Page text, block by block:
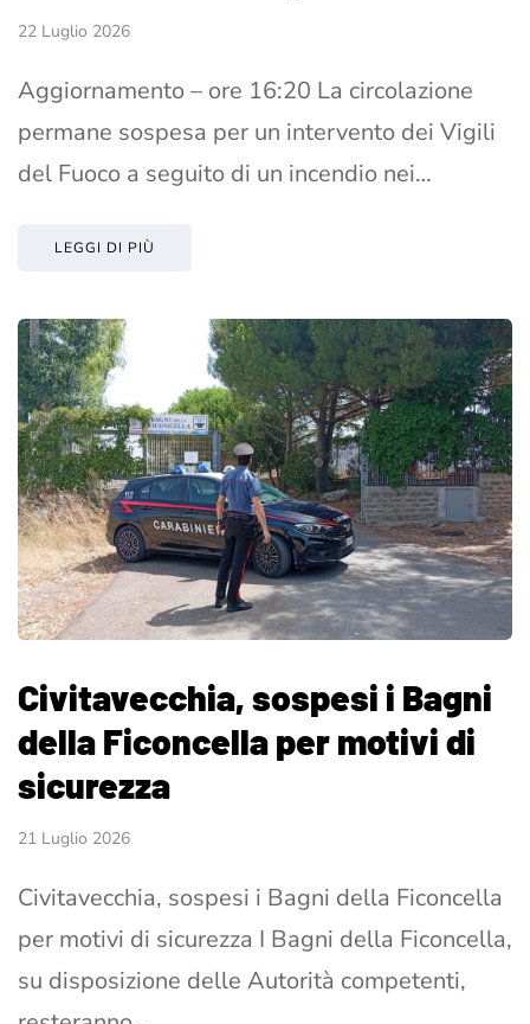
22 Luglio 2026
Aggiornamento – ore 16:20 La circolazione
permane sospesa per un intervento dei Vigili
del Fuoco a seguito di un incendio nei…
LEGGI DI PIÙ
Civitavecchia, sospesi i Bagni
della Ficoncella per motivi di
sicurezza
21 Luglio 2026
Civitavecchia, sospesi i Bagni della Ficoncella
per motivi di sicurezza I Bagni della Ficoncella,
su disposizione delle Autorità competenti,